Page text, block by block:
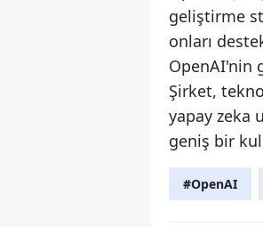
geliştirme
onları
OpenAI'nin
Şirket,
yapay zeka
geniş bir
#OpenAI